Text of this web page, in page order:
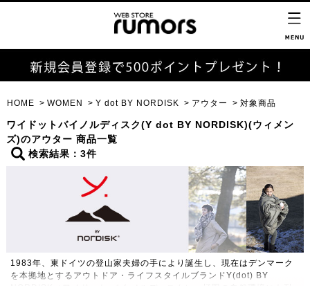
HOME WOMEN Y dot BY NORDISK アウター 対象商品
ワイドットバイノルディスク(Y dot BY NORDISK)(ウィメン
ズ)のアウター 商品一覧
検索結果：3件
1983年、東ドイツの登山家夫婦の手により誕生し、現在はデンマーク
を本拠地とするアウトドア・ライフスタイルブランドY(dot) BY